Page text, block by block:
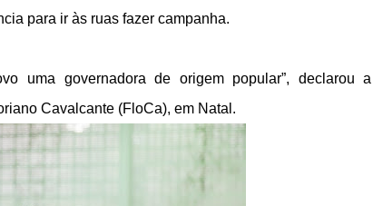
para ir às ruas fazer campanha.
uma governadora de origem popular”, declarou a
Cavalcante (FloCa), em Natal.